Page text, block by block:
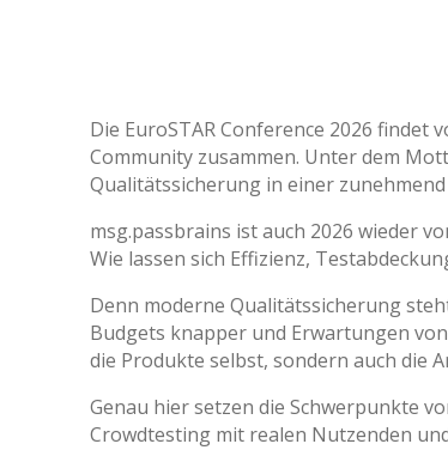
Die EuroSTAR Conference 2026
Community zusammen. Unter dem
Qualitätssicherung in einer
msg.passbrains ist auch 2026 wieder
Wie lassen sich Effizienz,
Denn moderne Qualitätssicherung
Budgets knapper und Erwartungen
die Produkte selbst, sondern auch die
Genau hier setzen die Schwerpunkte
Crowdtesting mit realen Nutzenden